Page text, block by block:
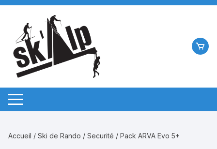
Aller
contenu
Accueil /Ski de Rando /Securité / Pack ARVA Evo 5+